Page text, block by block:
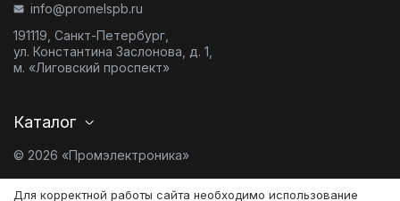
info@promelspb.ru
191119, Санкт-Петербург,
ул. Константина Заслонова, д. 1,
м. «Лиговский проспект»
Каталог
© 2026 «Промэлектроника»
Карта сайта
Для корректной работы сайта необходимо использование